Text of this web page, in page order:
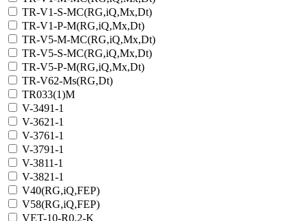
TR-V1-S-MC(RG,iQ,Мх,Dt)
TR-V1-Р-M(RG,iQ,Мх,Dt)
TR-V5-M-MC(RG,iQ,Мх,Dt)
TR-V5-S-MC(RG,iQ,Мх,Dt)
TR-V5-Р-M(RG,iQ,Мх,Dt)
TR-V62-Ms(RG,Dt)
TR033(1)M
V-3491-1
V-3621-1
V-3761-1
V-3791-1
V-3811-1
V-3821-1
V40(RG,iQ,FEP)
V58(RG,iQ,FEP)
VET-10-R0,2-K